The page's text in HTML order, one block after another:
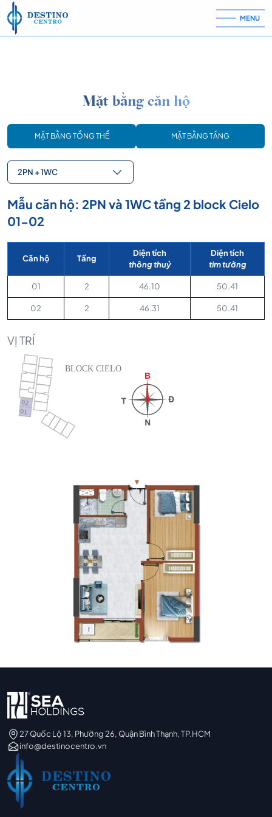
Skip to content
MENU
Mặt bằng căn hộ
MẶT BẰNG TỔNG THỂ MẶT BẰNG TẦNG
2PN + 1WC
Mẫu căn hộ: 2PN và 1WC tầng 2 block Cielo
01-02
Căn hộ Tầng
Diện tích
thông thuỷ
Diện tích
tim tường
01 2 46.10 50.41
02 2 46.31 50.41
VỊ TRÍ
27 Quốc Lộ 13, Phường 26, Quận Bình Thạnh, TP.HCM
info@destinocentro.vn